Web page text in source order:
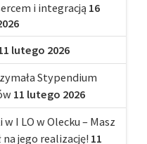
i integracją 16
lutego 2026
Stypendium
11 lutego 2026
I LO w Olecku – Masz
na jego realizację! 11